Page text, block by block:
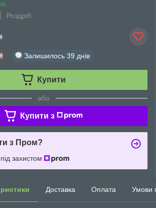
Роздріб
Залишилось 39 днів
Купити
або
Купити з
з Пром?
захистом
Доставка Оплата Умови